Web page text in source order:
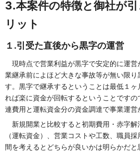
3.本案件の特徴と御社が
リット
１.引受た直後から黒字の運営
現時点で営業利益が黒字で安定的に運営
業継承前によほど大きな事故等が無い限
す。黒字で継承するということは最低１
れば楽に資金が回転するということです
連費用と運転資金分の資金調達で事業運営
新規開業と比較すると初期費用・赤字解
（運転資金）、営業コストや工数、職員
間を考えるとどちらが良いかは明らかだと